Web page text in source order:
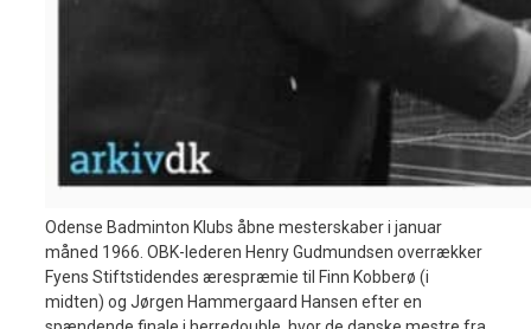
Odense Badminton Klubs åbne mesterskaber i januar
måned 1966. OBK-lederen Henry Gudmundsen overrækker
Fyens Stiftstidendes ærespræmie til Finn Kobberø (i
midten) og Jørgen Hammergaard Hansen efter en